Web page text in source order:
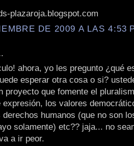
plazaroja.blogspot.com
DE 2009 A LAS 4:53
ahora, yo les pregunto ¿qué
esperar otra cosa o si?
proyecto que fomente el
expresión, los valores
derechos humanos (que no son
solamente) etc?? jaja... no
a ir peor.